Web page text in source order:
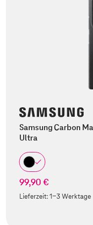
Samsung Carbon
Ultra
99,90 €
Lieferzeit:1-3 Werktage